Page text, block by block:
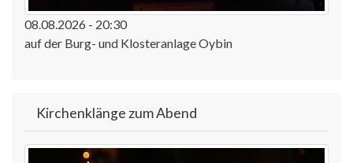
08.08.2026 - 20:30
auf der Burg- und Klosteranlage Oybin
Kirchenklänge zum Abend